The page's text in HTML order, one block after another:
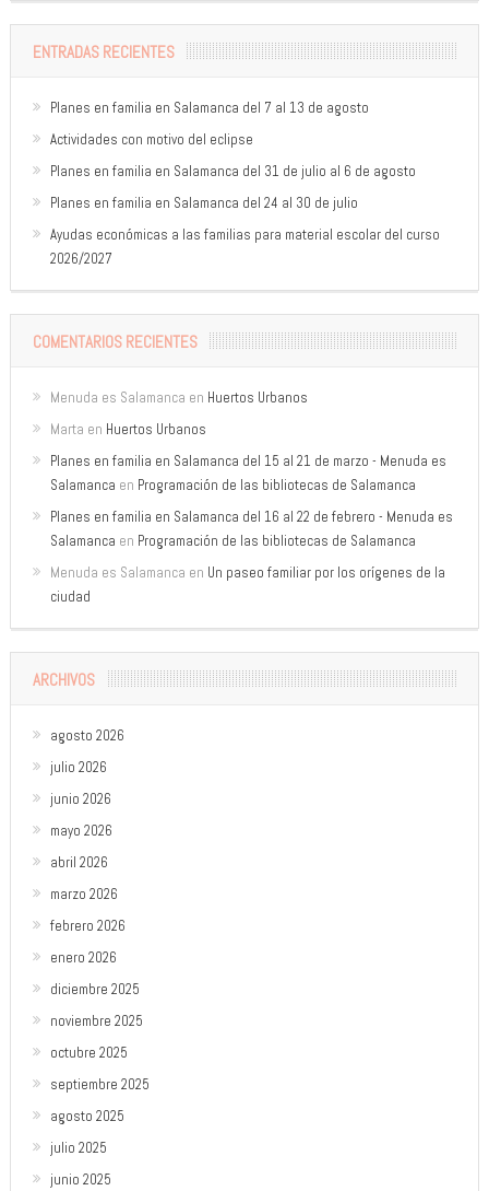
ENTRADAS RECIENTES
Planes en familia en Salamanca del 7 al 13 de agosto
Actividades con motivo del eclipse
Planes en familia en Salamanca del 31 de julio al 6 de agosto
Planes en familia en Salamanca del 24 al 30 de julio
Ayudas económicas a las familias para material escolar del curso
2026/2027
COMENTARIOS RECIENTES
Menuda es Salamanca en Huertos Urbanos
Marta en Huertos Urbanos
Planes en familia en Salamanca del 15 al 21 de marzo - Menuda es
Salamanca en Programación de las bibliotecas de Salamanca
Planes en familia en Salamanca del 16 al 22 de febrero - Menuda es
Salamanca en Programación de las bibliotecas de Salamanca
Menuda es Salamanca en Un paseo familiar por los orígenes de la
ciudad
ARCHIVOS
agosto 2026
julio 2026
junio 2026
mayo 2026
abril 2026
marzo 2026
febrero 2026
enero 2026
diciembre 2025
noviembre 2025
octubre 2025
septiembre 2025
agosto 2025
julio 2025
junio 2025